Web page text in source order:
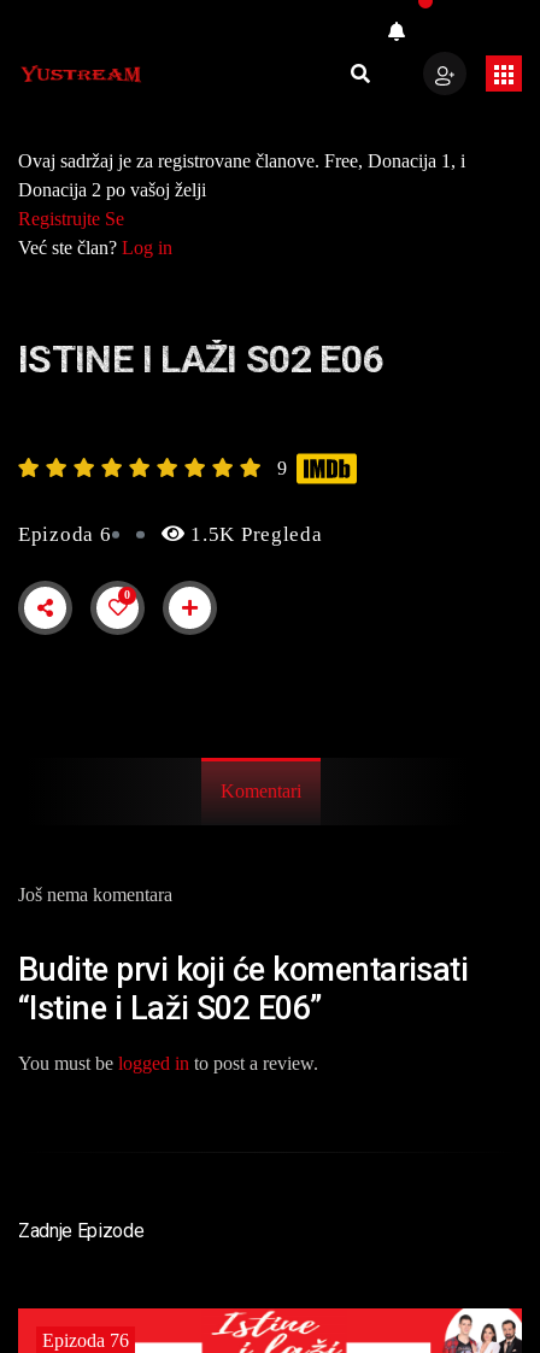
Ovaj sadržaj je za registrovane članove. Free, Donacija 1, i
Donacija 2 po vašoj želji
Registrujte Se
Već ste član? Log in
ISTINE I LAŽI S02 E06
9
Epizoda 6 1.5K Pregleda
0
Komentari
Još nema komentara
Budite prvi koji će komentarisati
“Istine i Laži S02 E06”
You must be logged in to post a review.
Zadnje Epizode
Epizoda 76